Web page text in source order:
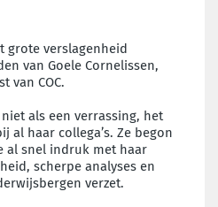
grote verslagenheid
van Goele Cornelissen,
van COC.
als een verrassing, het
al haar collega’s. Ze begon
al snel indruk met haar
scherpe analyses en
verzet.